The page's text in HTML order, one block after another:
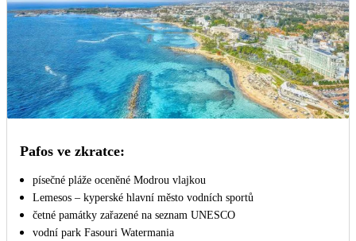
Pafos ve zkratce:
písečné pláže oceněné Modrou vlajkou
Lemesos – kyperské hlavní město vodních sportů
četné památky zařazené na seznam UNESCO
vodní park Fasouri Watermania